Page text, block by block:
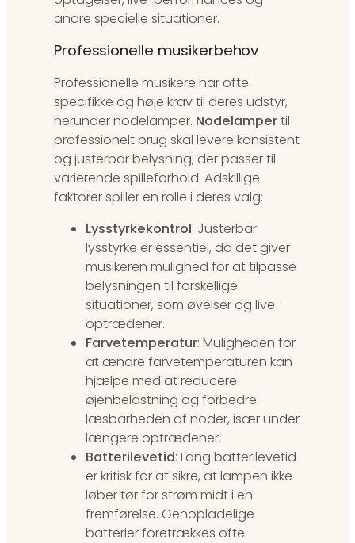
andre specielle situationer.
Professionelle musikerbehov
Professionelle musikere har ofte
specifikke og høje krav til deres udstyr,
herunder nodelamper. Nodelampertil
professionelt brug skal levere konsistent
og justerbar belysning, der passer til
varierende spilleforhold. Adskillige
faktorer spiller en rolle i deres valg:
Lysstyrkekontrol: Justerbar
lysstyrke er essentiel, da det giver
musikeren mulighed for at tilpasse
belysningen til forskellige
situationer, som øvelser og live-
optrædener.
Farvetemperatur: Muligheden for
at ændre farvetemperaturen kan
hjælpe med at reducere
øjenbelastning og forbedre
læsbarheden af noder, især under
længere optrædener.
Batterilevetid: Lang batterilevetid
er kritisk for at sikre, at lampen ikke
løber tør for strøm midt i en
fremførelse. Genopladelige
batterier foretrækkes ofte.